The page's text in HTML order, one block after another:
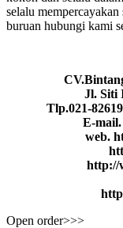
selalu
buruan hubungi kami
Jl. Siti
Tlp.021-
E-
web.
http://
Open order>>>